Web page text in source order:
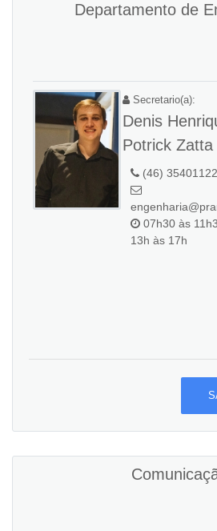
Departamento de
Secretario(a):
Denis
Potrick Zatta
(46) 35401122
07h30 às
13h às 17h